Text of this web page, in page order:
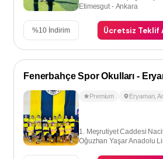
Etimesgut - Ankara
%10 İndirim Ücretsiz Teklif
Fenerbahçe Spor Okulları -
Premium Eryaman,
1. Meşrutiyet Caddesi
Oğuzhan Yaşar Anadolu